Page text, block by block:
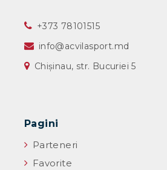
‎+373 78101515
info@acvilasport.md
Chișinau, str. Bucuriei 5
Pagini
Parteneri
Favorite